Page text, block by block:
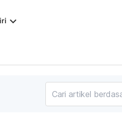
keyboard_arrow_down